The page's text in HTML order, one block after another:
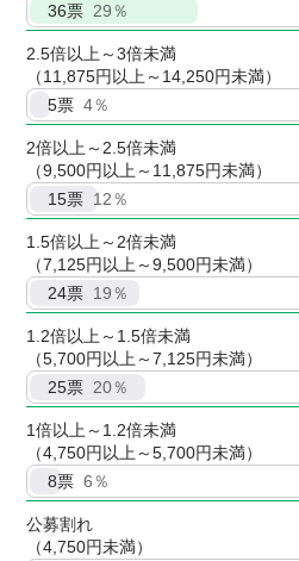
36票 29％
2.5倍以上～3倍未満
（11,875円以上～14,250円未満）
5票 4％
2倍以上～2.5倍未満
（9,500円以上～11,875円未満）
15票 12％
1.5倍以上～2倍未満
（7,125円以上～9,500円未満）
24票 19％
1.2倍以上～1.5倍未満
（5,700円以上～7,125円未満）
25票 20％
1倍以上～1.2倍未満
（4,750円以上～5,700円未満）
8票 6％
公募割れ
（4,750円未満）